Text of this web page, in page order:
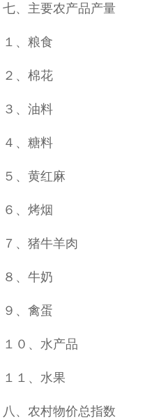
七、主要农产品产量
１、粮食
２、棉花
３、油料
４、糖料
５、黄红麻
６、烤烟
７、猪牛羊肉
８、牛奶
９、禽蛋
１０、水产品
１１、水果
八、农村物价总指数